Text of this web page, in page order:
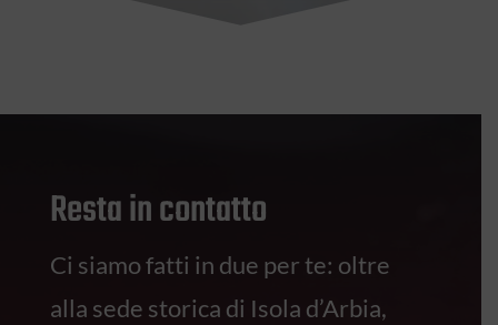
Resta in contatto
Ci siamo fatti in due per te: oltre
alla sede storica di Isola d’Arbia,